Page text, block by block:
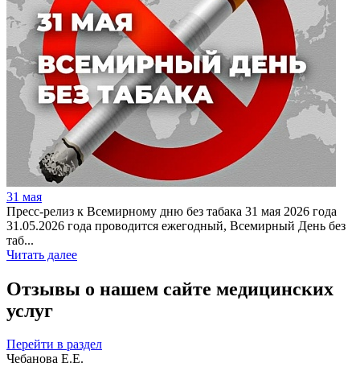
31 мая
Пресс-релиз к Всемирному дню без табака 31 мая 2026 года
31.05.2026 года проводится ежегодный, Всемирный День без
таб...
Читать далее
Отзывы о нашем сайте медицинских
услуг
Перейти в раздел
Чебанова Е.Е.